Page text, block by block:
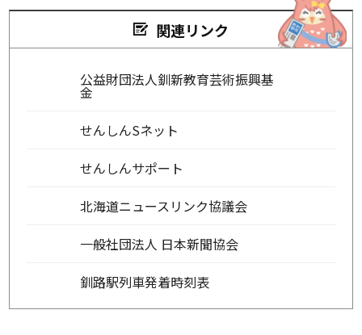
関連リンク
公益財団法人釧新教育芸術振興基
金
せんしんSネット
せんしんサポート
北海道ニュースリンク協議会
一般社団法人 日本新聞協会
釧路駅列車発着時刻表